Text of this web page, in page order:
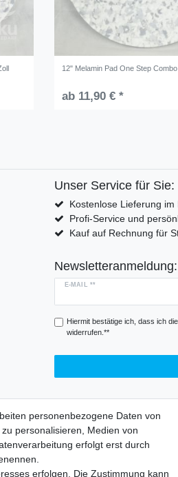
12" Melamin Pad One Step
ab 11,90 € *
Unser Service für Sie:
Kostenlose Lieferung
Profi-Service und
Kauf auf Rechnung für
Newsletteranmeldung:
E-MAIL **
Hiermit bestätige ich, dass ich die
widerrufen.**
Impressum Daten­schutz­erklärung
personenbezogene Daten von
personalisieren, Medien von
erfolgt erst durch
erfolgen. Die Zustimmung kann